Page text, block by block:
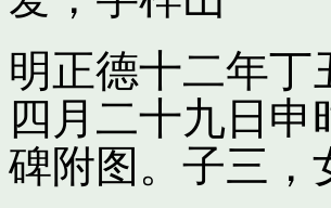
明正德十二年丁
四月二十九日
碑附图。子三，